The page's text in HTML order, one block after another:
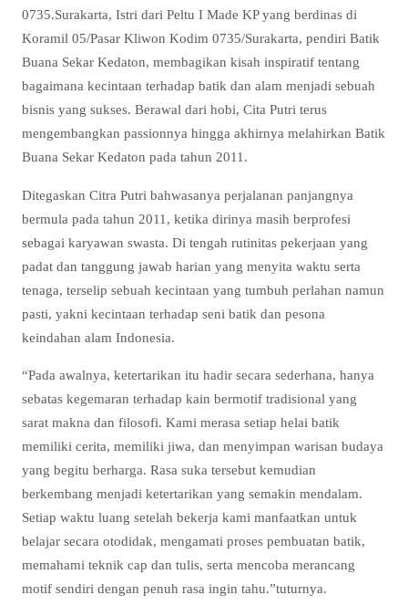
0735.Surakarta, Istri dari Peltu I Made KP yang berdinas di
Koramil 05/Pasar Kliwon Kodim 0735/Surakarta, pendiri Batik
Buana Sekar Kedaton, membagikan kisah inspiratif tentang
bagaimana kecintaan terhadap batik dan alam menjadi sebuah
bisnis yang sukses. Berawal dari hobi, Cita Putri terus
mengembangkan passionnya hingga akhirnya melahirkan Batik
Buana Sekar Kedaton pada tahun 2011.
Ditegaskan Citra Putri bahwasanya perjalanan panjangnya
bermula pada tahun 2011, ketika dirinya masih berprofesi
sebagai karyawan swasta. Di tengah rutinitas pekerjaan yang
padat dan tanggung jawab harian yang menyita waktu serta
tenaga, terselip sebuah kecintaan yang tumbuh perlahan namun
pasti, yakni kecintaan terhadap seni batik dan pesona
keindahan alam Indonesia.
“Pada awalnya, ketertarikan itu hadir secara sederhana, hanya
sebatas kegemaran terhadap kain bermotif tradisional yang
sarat makna dan filosofi. Kami merasa setiap helai batik
memiliki cerita, memiliki jiwa, dan menyimpan warisan budaya
yang begitu berharga. Rasa suka tersebut kemudian
berkembang menjadi ketertarikan yang semakin mendalam.
Setiap waktu luang setelah bekerja kami manfaatkan untuk
belajar secara otodidak, mengamati proses pembuatan batik,
memahami teknik cap dan tulis, serta mencoba merancang
motif sendiri dengan penuh rasa ingin tahu.”tuturnya.